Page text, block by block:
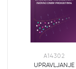
A14302
UPRAVLJANJE